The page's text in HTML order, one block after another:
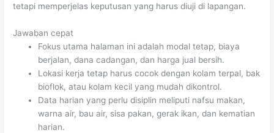
tetapi memperjelas keputusan yang harus diuji di lapangan.
Jawaban cepat
Fokus utama halaman ini adalah modal tetap, biaya
berjalan, dana cadangan, dan harga jual bersih.
Lokasi kerja tetap harus cocok dengan kolam terpal, bak
bioflok, atau kolam kecil yang mudah dikontrol.
Data harian yang perlu disiplin meliputi nafsu makan,
warna air, bau air, sisa pakan, gerak ikan, dan kematian
harian.